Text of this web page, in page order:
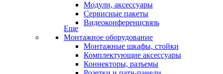
Модули, аксессуары
Сервисные пакеты
Видеоконференцсвязь
Еще
Монтажное оборудование
Монтажные шкафы, стойки
Комплектующие аксессуары
Коннекторы, разъемы